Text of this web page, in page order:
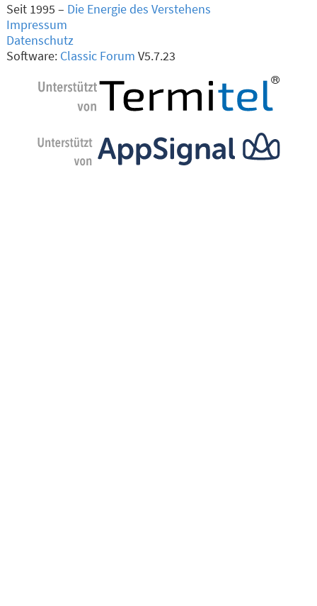
Seit 1995 – Die Energie des Verstehens
Impressum
Datenschutz
Software: Classic Forum V5.7.23